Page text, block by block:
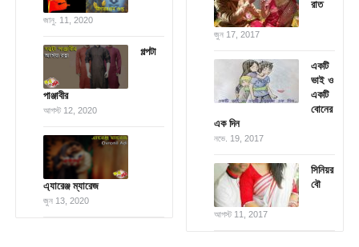
জানু. 11, 2020
গল্পটা
পাঞ্জাবীর
আগস্ট 12, 2020
এ্যারেঞ্জ ম্যারেজ
জুন 13, 2020
রাত
জুন 17, 2017
একটি
ভাই ও
একটি
বোনের
এক দিন
নভে. 19, 2017
সিনিয়র
বৌ
আগস্ট 11, 2017